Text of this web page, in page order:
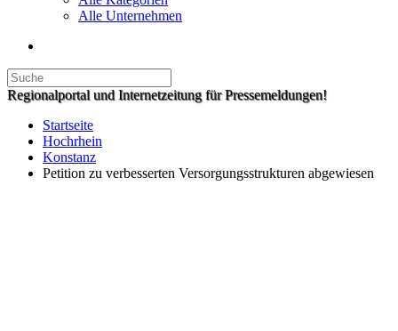
Alle Unternehmen
Regionalportal und Internetzeitung für Pressemeldungen!
Startseite
Hochrhein
Konstanz
Petition zu verbesserten Versorgungsstrukturen abgewiesen